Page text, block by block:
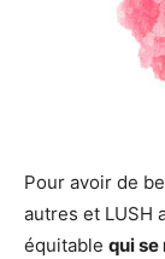
Pour avoir de
autres et LUSH
équitable qui